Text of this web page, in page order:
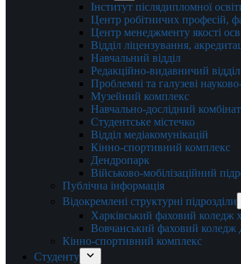
Інститут післядипломної
Центр робітничих професій,
Центр менеджменту якості
Відділ ліцензування,
Навчальний відділ
Редакційно-видавничий відділ
Проблемні та галузеві
Музейний комплекс
Навчально-дослідний
Студентське містечко
Відділ медіакомунікацій
Кінно-спортивний комплекс
Дендропарк
Військово-мобілізаційний
Публічна інформація
Відокремлені структурні підрозділи
Харківський фаховий коледж
Вовчанський фаховий
Кінно-спортивний комплекс
Студенту